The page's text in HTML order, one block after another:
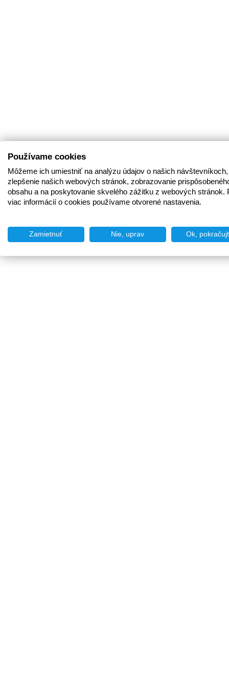
Používame cookies
Môžeme ich umiestniť na analýzu údajov o našich
zlepšenie našich webových stránok, zobrazovanie
obsahu a na poskytovanie skvelého zážitku z webových stránok.
viac informácií o cookies používame otvorené nastavenia.
Zamietnuť Nie, uprav Ok,